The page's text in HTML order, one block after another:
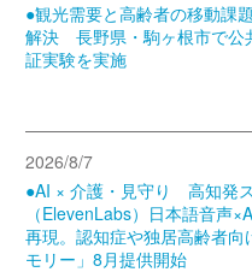
●観光需要と高齢者の移動課
解決 長野県・駒ヶ根市で公
証実験を実施
2026/8/7
●AI × 介護・見守り 高知発
（ElevenLabs）日本語音声
再現。認知症や独居高齢者
モリー」8月提供開始